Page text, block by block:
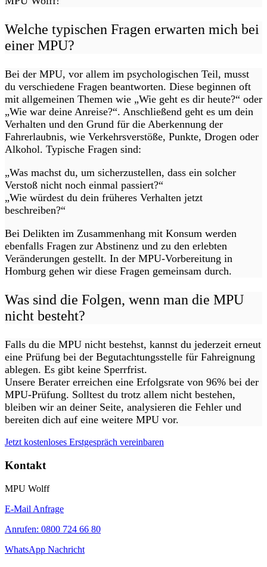
Welche typischen Fragen erwarten mich bei
einer MPU?
Bei der MPU, vor allem im psychologischen Teil, musst
du verschiedene Fragen beantworten. Diese beginnen oft
mit allgemeinen Themen wie „Wie geht es dir heute?“ oder
„Wie war deine Anreise?“. Anschließend geht es um dein
Verhalten und den Grund für die Aberkennung der
Fahrerlaubnis, wie Verkehrsverstöße, Punkte, Drogen oder
Alkohol. Typische Fragen sind:
„Was machst du, um sicherzustellen, dass ein solcher
Verstoß nicht noch einmal passiert?“
„Wie würdest du dein früheres Verhalten jetzt
beschreiben?“
Bei Delikten im Zusammenhang mit Konsum werden
ebenfalls Fragen zur Abstinenz und zu den erlebten
Veränderungen gestellt. In der MPU-Vorbereitung in
Homburg gehen wir diese Fragen gemeinsam durch.
Was sind die Folgen, wenn man die MPU
nicht besteht?
Falls du die MPU nicht bestehst, kannst du jederzeit erneut
eine Prüfung bei der Begutachtungsstelle für Fahreignung
ablegen. Es gibt keine Sperrfrist.
Unsere Berater erreichen eine Erfolgsrate von 96% bei der
MPU-Prüfung. Solltest du trotz allem nicht bestehen,
bleiben wir an deiner Seite, analysieren die Fehler und
bereiten dich auf eine weitere MPU vor.
Jetzt kostenloses Erstgespräch vereinbaren
Kontakt
MPU Wolff
E-Mail Anfrage
Anrufen: 0800 724 66 80
WhatsApp Nachricht